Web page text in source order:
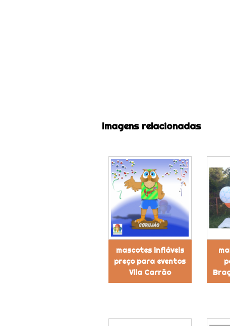
Imagens relacionadas
mascotes infláveis
preço para eventos
Vila Carrão